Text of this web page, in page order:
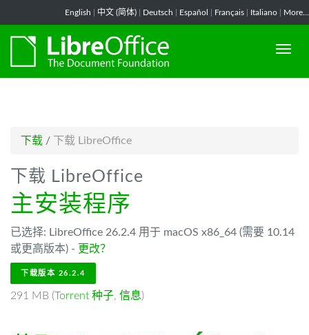
English 中文 (简体) Deutsch Español Français Italiano More...
下载 / 下载 LibreOffice
下载 LibreOffice
主安装程序
已选择: LibreOffice 26.2.4 用于 macOS x86_64 (需要 10.14
或更高版本) - 更改？
下载版本 26.2.4
291 MB (Torrent 种子, 信息)